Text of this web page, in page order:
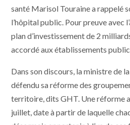
santé Marisol Touraine a rappelé
l’hôpital public. Pour preuve avec
plan d’investissement de 2
accordé aux établissements
Dans son discours, la ministre de
défendu sa réforme des
territoire, dits GHT. Une réforme
juillet, date à partir de laquelle